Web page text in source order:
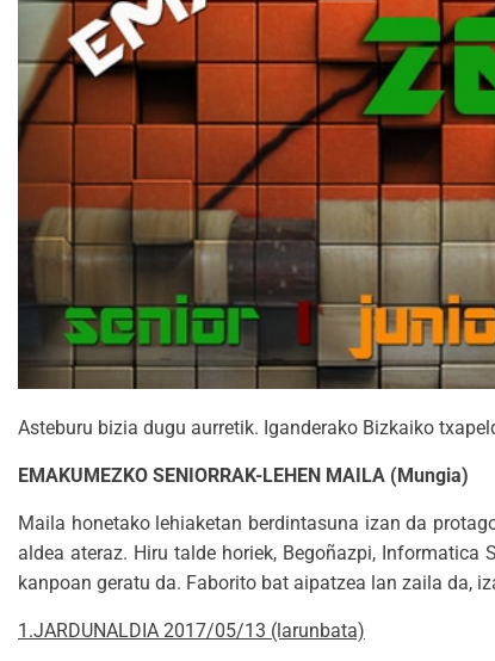
Asteburu bizia dugu aurretik. Iganderako Bizkaiko
EMAKUMEZKO SENIORRAK-LEHEN MAILA (Mungia)
Maila honetako lehiaketan berdintasuna izan da
aldea ateraz. Hiru talde horiek, Begoñazpi,
kanpoan geratu da. Faborito bat aipatzea lan zaila da,
1.JARDUNALDIA 2017/05/13 (larunbata)